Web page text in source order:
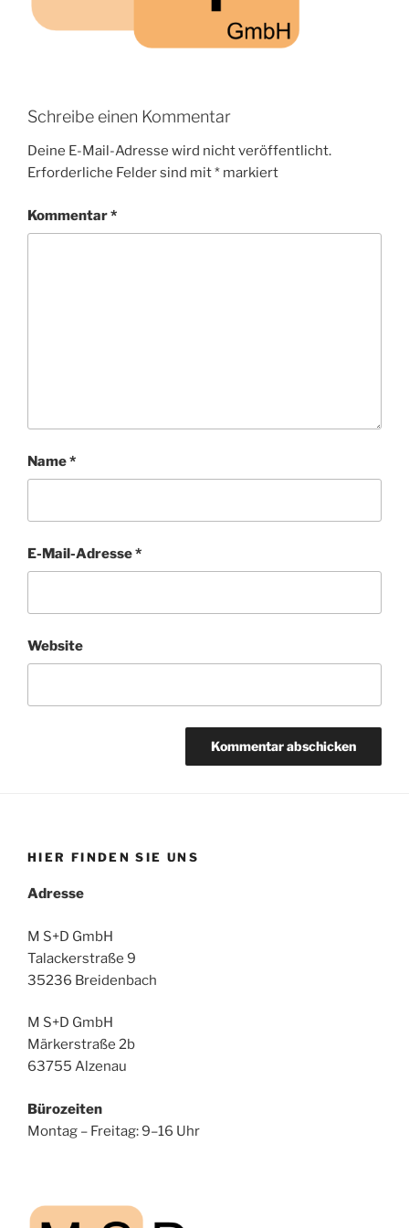
Schreibe einen Kommentar
Deine E-Mail-Adresse wird nicht veröffentlicht.
Erforderliche Felder sind mit* markiert
Kommentar*
Name*
E-Mail-Adresse*
Website
HIER FINDEN SIE UNS
Adresse
M S+D GmbH
Talackerstraße 9
35236 Breidenbach
M S+D GmbH
Märkerstraße 2b
63755 Alzenau
Bürozeiten
Montag – Freitag: 9–16 Uhr